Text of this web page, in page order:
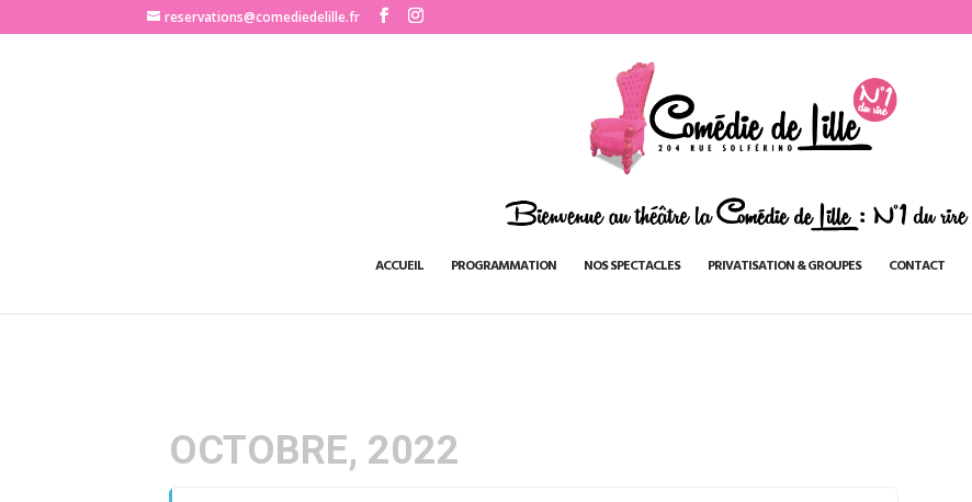
http://www.comediedelille.frreservations@comediedelille.fr
ACCUEIL PROGRAMMATION NOS SPECTACLES PRIVATISATION & GROUPES CONTACT
OCTOBRE, 2022